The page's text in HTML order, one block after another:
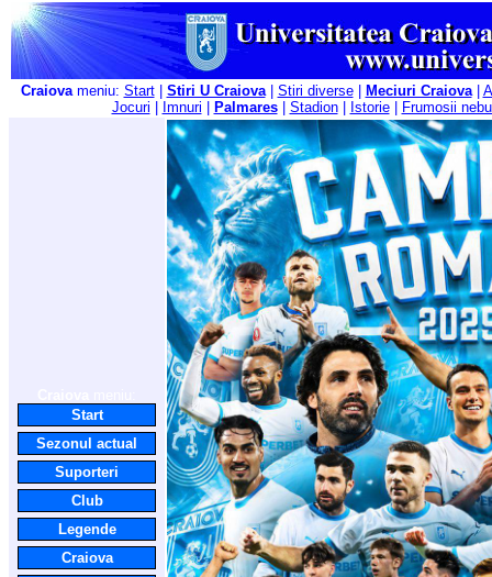
Craiovameniu: Start| Stiri U Craiova| Stiri diverse| Meciuri Craiova|
Jocuri
Imnuri Palmares| Stadion| Istorie| Frumosii
Start
Sezonul actual
Suporteri
Club
Legende
Craiova